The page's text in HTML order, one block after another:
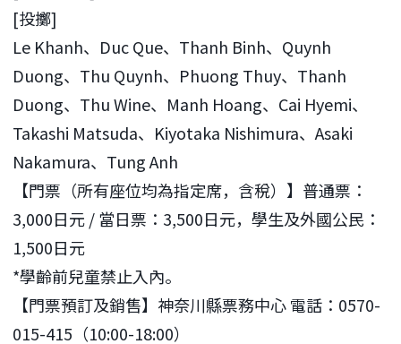
[投擲]
Le Khanh、Duc Que、Thanh Binh、Quynh
Duong、Thu Quynh、Phuong Thuy、Thanh
Duong、Thu Wine、Manh Hoang、Cai Hyemi、
Takashi Matsuda、Kiyotaka Nishimura、Asaki
Nakamura、Tung Anh
【門票（所有座位均為指定席，含稅）】普通票：
3,000日元 / 當日票：3,500日元，學生及外國公民：
1,500日元
*學齡前兒童禁止入內。
【門票預訂及銷售】神奈川縣票務中心 電話：0570-
015-415（10:00-18:00）